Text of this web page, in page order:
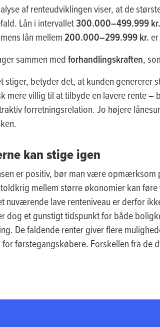
af renteudviklingen viser, at de
Lån i intervallet300.000–499.999 kr.
lån mellem 200.000–299.999 kr.
sammen medforhandlingskraften,
stiger, betyder det, at kunden
mere villig til at tilbyde en lavere rente –
forretningsrelation. Jo højere
kan stige igen
er positiv, bør man være opmærksom
mellem større økonomier kan
nuværende lave renteniveau er derfor
dog et gunstigt tidspunkt for både
De faldende renter giver flere
førstegangskøbere. Forskellen fra de